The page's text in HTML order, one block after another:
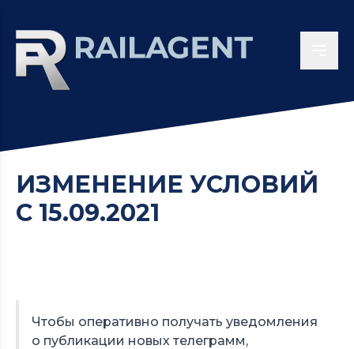
ИЗМЕНЕНИЕ УСЛОВИЙ
С 15.09.2021
Чтобы оперативно получать уведомления
о публикации новых телеграмм,